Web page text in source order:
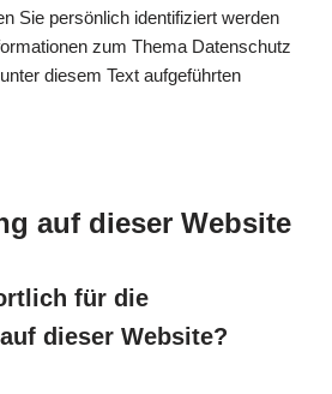
Sie persönlich identifiziert werden
zum Thema Datenschutz
diesem Text aufgeführten
auf dieser Website
für die
dieser Website?